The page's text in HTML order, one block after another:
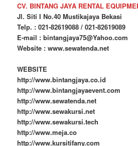
CV. BINTANG JAYA RENTAL
Jl. Siti I No.40 Mustikajaya Bekasi
Telp. : 021-82619088 / 021-82619089
E-mail : bintangjaya75@Yahoo.com
Website : www.sewatenda.net
WEBSITE
http://www.bintangjaya.co.id
http://www.bintangjayaevent.com
http://www.sewatenda.net
http://www.sewakursi.net
http://www.sewakursi.tech
http://www.meja.co
http://www.kursitifany.com